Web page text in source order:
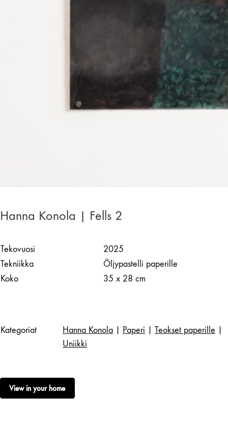
Hanna Konola | Fells 2
Tekovuosi
2025
Tekniikka
Öljypastelli paperille
Koko
35 x 28 cm
Kategoriat Hanna Konola Paperi Teokset paperille
Uniikki
View in your home